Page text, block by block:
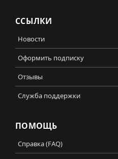
ССЫЛКИ
Новости
Оформить подписку
Отзывы
Служба поддержки
ПОМОЩЬ
Справка (FAQ)